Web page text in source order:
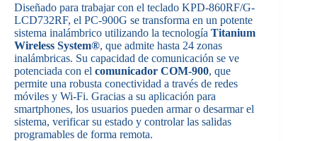
Diseñado para trabajar con el teclado KPD-860RF/G-
LCD732RF, el PC-900G se transforma en un potente
sistema inalámbrico utilizando la tecnología Titanium
Wireless System®, que admite hasta 24 zonas
inalámbricas. Su capacidad de comunicación se ve
potenciada con el comunicador COM-900, que
permite una robusta conectividad a través de redes
móviles y Wi-Fi. Gracias a su aplicación para
smartphones, los usuarios pueden armar o desarmar el
sistema, verificar su estado y controlar las salidas
programables de forma remota.